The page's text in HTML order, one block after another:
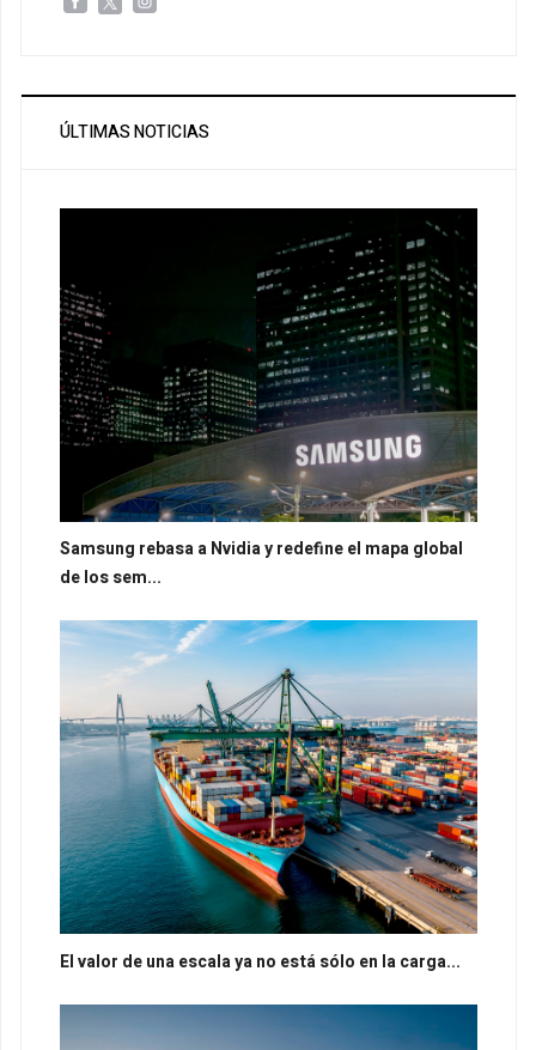
ÚLTIMAS NOTICIAS
Samsung rebasa a Nvidia y redefine el mapa global
de los sem...
El valor de una escala ya no está sólo en la carga...